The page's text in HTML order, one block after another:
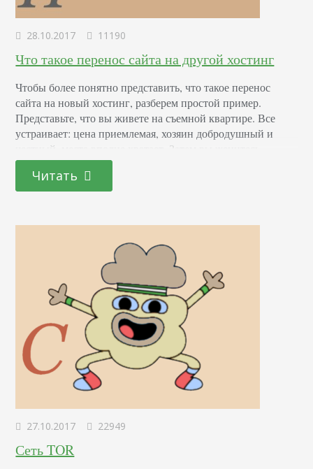
28.10.2017 11190
Что такое перенос сайта на другой хостинг
Чтобы более понятно представить, что такое перенос
сайта на новый хостинг, разберем простой пример.
Представьте, что вы живете на съемной квартире. Все
устраивает: цена приемлемая, хозяин добродушный и
честный, места вполне хватает. Затем вы женитесь,
рождаются дети и становится тесновато. К тому же хозяин
начинает грубить и наглеть, поднимает цену в 4 раза.
Естественно, такие условия не устраивают, и вы…
Читать
27.10.2017 22949
Сеть TOR